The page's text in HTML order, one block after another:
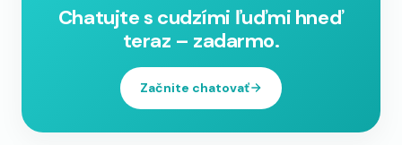
Chatujte s cudzími ľuďmi hneď
teraz – zadarmo.
Začnite chatovať